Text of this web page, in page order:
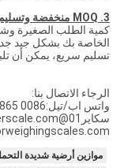
3. MOQ منخفضة وتسليم سريع:
كمية الطلب الصغيرة
الخاصة بك بشكل جيد
تسليم سريع، يمكن أن
الرجاء الاتصال بنا:
واتس اب/تيل:0086 15951200865
سكاير01@skyerscale.com
موازين أرضية شديدة